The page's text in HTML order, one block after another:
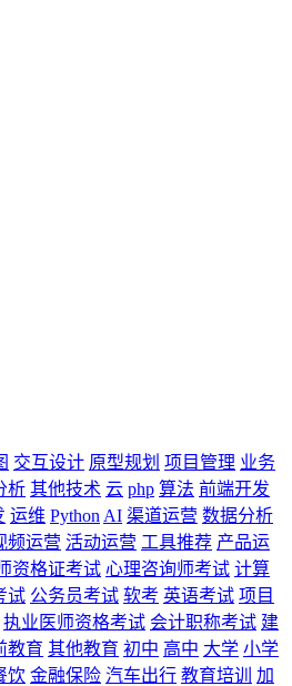
交互设计 原型规划 项目管理 业务
析 其他技术 云 php 算法 前端开发
运维 Python AI 渠道运营 数据分析
频运营 活动运营 工具推荐 产品运
资格证考试 心理咨询师考试 计算
试 公务员考试 软考 英语考试 项目
执业医师资格考试 会计职称考试 建
教育 其他教育 初中 高中 大学 小学
饮 金融保险 汽车出行 教育培训
加